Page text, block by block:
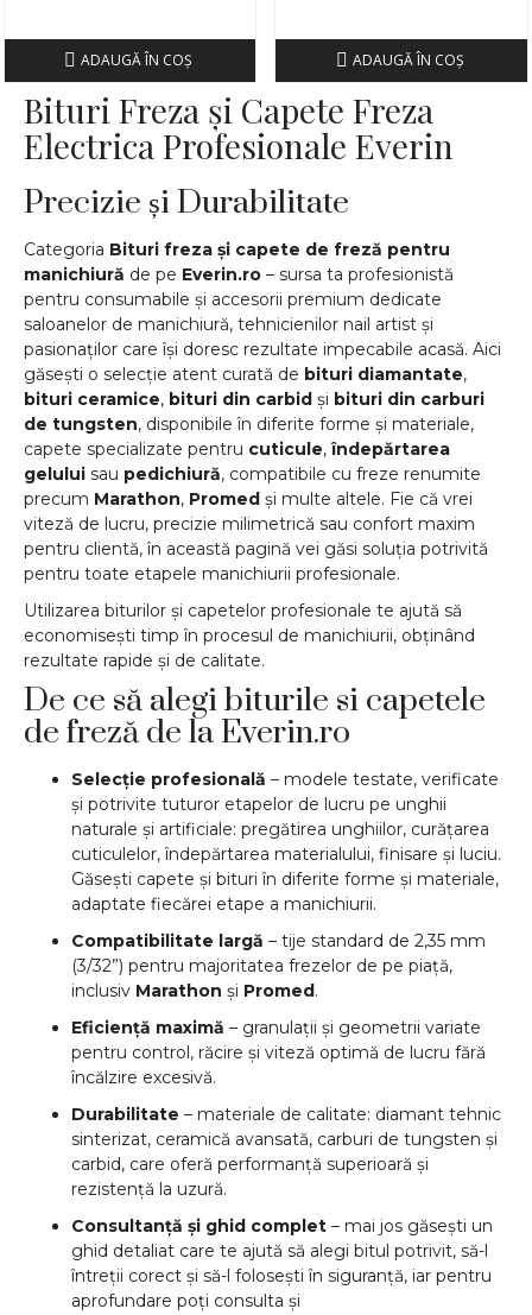
Bituri Freza și Capete Freza
Electrica Profesionale Everin
Precizie și Durabilitate
Categoria Bituri freza și capete de freză pentru
manichiură de pe Everin.ro – sursa ta profesionistă
pentru consumabile și accesorii premium dedicate
saloanelor de manichiură, tehnicienilor nail artist și
pasionaților care își doresc rezultate impecabile acasă. Aici
găsești o selecție atent curată de bituri diamantate,
bituri ceramice, bituri din carbid și bituri din carburi
de tungsten, disponibile în diferite forme și materiale,
capete specializate pentru cuticule, îndepărtarea
gelului sau pedichiură, compatibile cu freze renumite
precum Marathon, Promed și multe altele. Fie că vrei
viteză de lucru, precizie milimetrică sau confort maxim
pentru clientă, în această pagină vei găsi soluția potrivită
pentru toate etapele manichiurii profesionale.
Utilizarea biturilor și capetelor profesionale te ajută să
economisești timp în procesul de manichiurii, obținând
rezultate rapide și de calitate.
De ce să alegi biturile si capetele
de freză de la Everin.ro
Selecție profesională – modele testate, verificate
și potrivite tuturor etapelor de lucru pe unghii
naturale și artificiale: pregătirea unghiilor, curățarea
cuticulelor, îndepărtarea materialului, finisare și luciu.
Găsești capete și bituri în diferite forme și materiale,
adaptate fiecărei etape a manichiurii.
Compatibilitate largă – tije standard de 2,35 mm
(3/32”) pentru majoritatea frezelor de pe piață,
inclusiv Marathon și Promed.
Eficiență maximă – granulații și geometrii variate
pentru control, răcire și viteză optimă de lucru fără
încălzire excesivă.
Durabilitate – materiale de calitate: diamant tehnic
sinterizat, ceramică avansată, carburi de tungsten și
carbid, care oferă performanță superioară și
rezistență la uzură.
Consultanță și ghid complet – mai jos găsești un
ghid detaliat care te ajută să alegi bitul potrivit, să-l
întreții corect și să-l folosești în siguranță, iar pentru
aprofundare poți consulta și
ADAUGĂ ÎN COŞ ADAUGĂ ÎN COŞ